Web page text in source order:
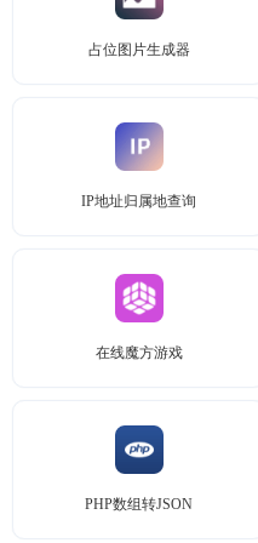
占位图片生成器
IP地址归属地查询
在线魔方游戏
PHP数组转JSON